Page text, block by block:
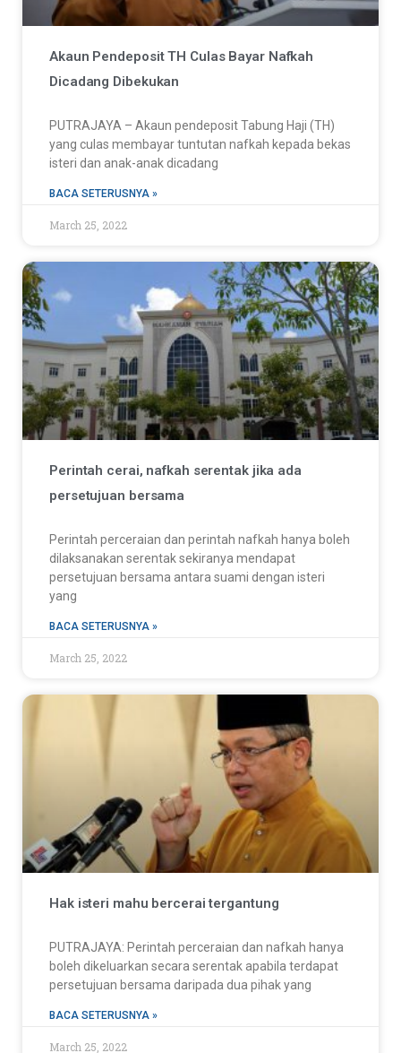
Akaun Pendeposit TH Culas Bayar Nafkah
Dicadang Dibekukan
PUTRAJAYA – Akaun pendeposit Tabung Haji (TH)
yang culas membayar tuntutan nafkah kepada bekas
isteri dan anak-anak dicadang
BACA SETERUSNYA »
March 25, 2022
Perintah cerai, nafkah serentak jika ada
persetujuan bersama
Perintah perceraian dan perintah nafkah hanya boleh
dilaksanakan serentak sekiranya mendapat
persetujuan bersama antara suami dengan isteri
yang
BACA SETERUSNYA »
March 25, 2022
Hak isteri mahu bercerai tergantung
PUTRAJAYA: Perintah perceraian dan nafkah hanya
boleh dikeluarkan secara serentak apabila terdapat
persetujuan bersama daripada dua pihak yang
BACA SETERUSNYA »
March 25, 2022